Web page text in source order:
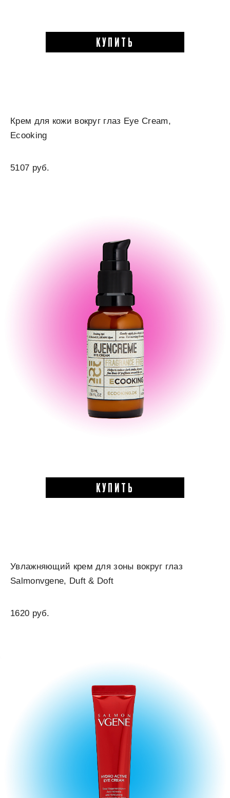
КУПИТЬ
Крем для кожи вокруг глаз Eye Cream,
Ecooking
5107 руб.
КУПИТЬ
Увлажняющий крем для зоны вокруг глаз
Salmonvgene, Duft & Doft
1620 руб.